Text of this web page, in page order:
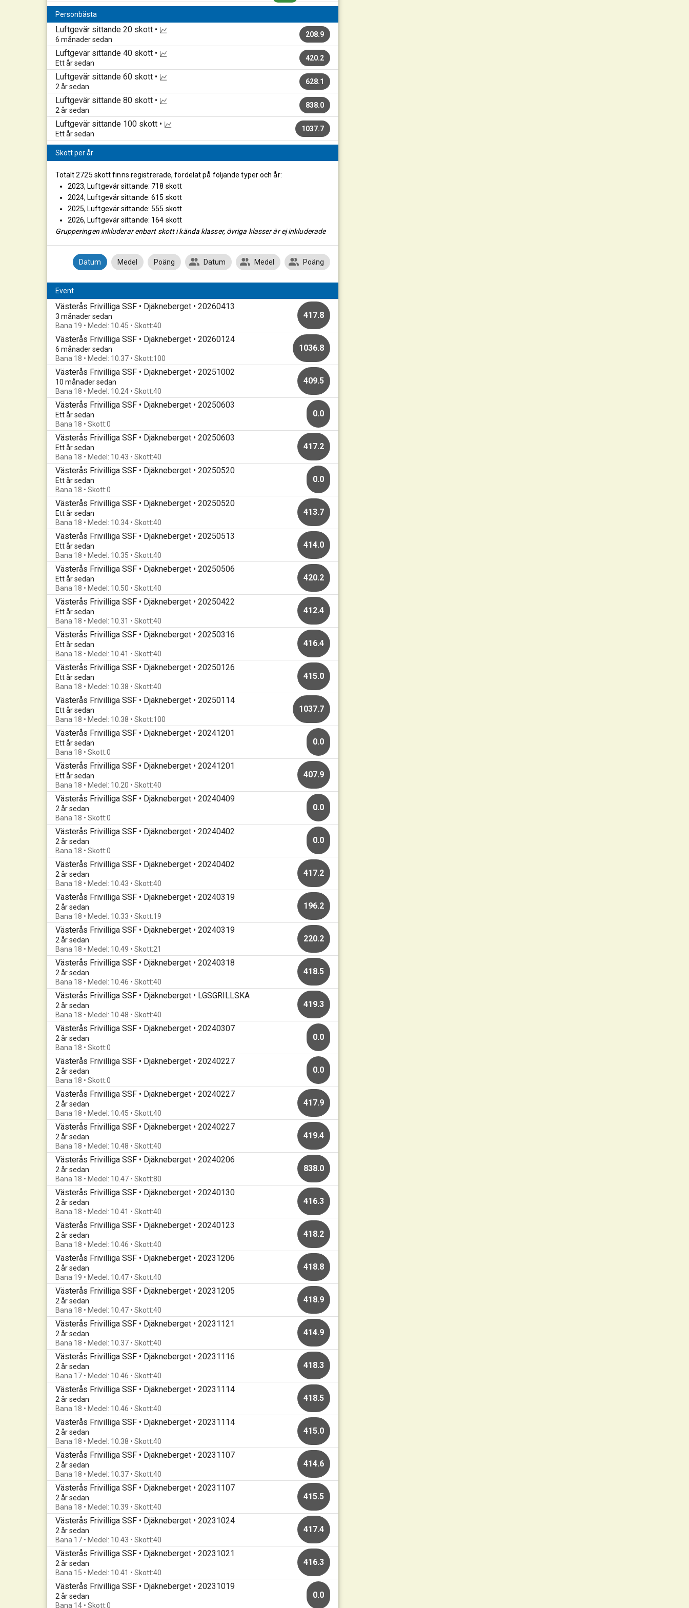
Personbästa
Luftgevär sittande20 skott •
6 månader sedan
208.9
Luftgevär sittande40 skott •
Ett år sedan
420.2
Luftgevär sittande60 skott •
2 år sedan
628.1
Luftgevär sittande80 skott •
2 år sedan
838.0
Luftgevär sittande100 skott •
Ett år sedan
1037.7
Skott per år
Totalt 2725 skott finns registrerade, fördelat på följande typer och år:
2023, Luftgevär sittande: 718 skott
2024, Luftgevär sittande: 615 skott
2025, Luftgevär sittande: 555 skott
2026, Luftgevär sittande: 164 skott
Grupperingen inkluderar enbart skott i kända klasser, övriga klasser är ej inkluderade
Datum Medel Poäng Datum Medel Poäng
Event
Västerås Frivilliga SSF • Djäkneberget • 20260413
3 månader sedan
Bana 19 • Medel: 10.45 • Skott:40
417.8
Västerås Frivilliga SSF • Djäkneberget • 20260124
6 månader sedan
Bana 18 • Medel: 10.37 • Skott:100
1036.8
Västerås Frivilliga SSF • Djäkneberget • 20251002
10 månader sedan
Bana 18 • Medel: 10.24 • Skott:40
409.5
Västerås Frivilliga SSF • Djäkneberget • 20250603
Ett år sedan
Bana 18 • Skott:0
0.0
Västerås Frivilliga SSF • Djäkneberget • 20250603
Ett år sedan
Bana 18 • Medel: 10.43 • Skott:40
417.2
Västerås Frivilliga SSF • Djäkneberget • 20250520
Ett år sedan
Bana 18 • Skott:0
0.0
Västerås Frivilliga SSF • Djäkneberget • 20250520
Ett år sedan
Bana 18 • Medel: 10.34 • Skott:40
413.7
Västerås Frivilliga SSF • Djäkneberget • 20250513
Ett år sedan
Bana 18 • Medel: 10.35 • Skott:40
414.0
Västerås Frivilliga SSF • Djäkneberget • 20250506
Ett år sedan
Bana 18 • Medel: 10.50 • Skott:40
420.2
Västerås Frivilliga SSF • Djäkneberget • 20250422
Ett år sedan
Bana 18 • Medel: 10.31 • Skott:40
412.4
Västerås Frivilliga SSF • Djäkneberget • 20250316
Ett år sedan
Bana 18 • Medel: 10.41 • Skott:40
416.4
Västerås Frivilliga SSF • Djäkneberget • 20250126
Ett år sedan
Bana 18 • Medel: 10.38 • Skott:40
415.0
Västerås Frivilliga SSF • Djäkneberget • 20250114
Ett år sedan
Bana 18 • Medel: 10.38 • Skott:100
1037.7
Västerås Frivilliga SSF • Djäkneberget • 20241201
Ett år sedan
Bana 18 • Skott:0
0.0
Västerås Frivilliga SSF • Djäkneberget • 20241201
Ett år sedan
Bana 18 • Medel: 10.20 • Skott:40
407.9
Västerås Frivilliga SSF • Djäkneberget • 20240409
2 år sedan
Bana 18 • Skott:0
0.0
Västerås Frivilliga SSF • Djäkneberget • 20240402
2 år sedan
Bana 18 • Skott:0
0.0
Västerås Frivilliga SSF • Djäkneberget • 20240402
2 år sedan
Bana 18 • Medel: 10.43 • Skott:40
417.2
Västerås Frivilliga SSF • Djäkneberget • 20240319
2 år sedan
Bana 18 • Medel: 10.33 • Skott:19
196.2
Västerås Frivilliga SSF • Djäkneberget • 20240319
2 år sedan
Bana 18 • Medel: 10.49 • Skott:21
220.2
Västerås Frivilliga SSF • Djäkneberget • 20240318
2 år sedan
Bana 18 • Medel: 10.46 • Skott:40
418.5
Västerås Frivilliga SSF • Djäkneberget • LGSGRILLSKA
2 år sedan
Bana 18 • Medel: 10.48 • Skott:40
419.3
Västerås Frivilliga SSF • Djäkneberget • 20240307
2 år sedan
Bana 18 • Skott:0
0.0
Västerås Frivilliga SSF • Djäkneberget • 20240227
2 år sedan
Bana 18 • Skott:0
0.0
Västerås Frivilliga SSF • Djäkneberget • 20240227
2 år sedan
Bana 18 • Medel: 10.45 • Skott:40
417.9
Västerås Frivilliga SSF • Djäkneberget • 20240227
2 år sedan
Bana 18 • Medel: 10.48 • Skott:40
419.4
Västerås Frivilliga SSF • Djäkneberget • 20240206
2 år sedan
Bana 18 • Medel: 10.47 • Skott:80
838.0
Västerås Frivilliga SSF • Djäkneberget • 20240130
2 år sedan
Bana 18 • Medel: 10.41 • Skott:40
416.3
Västerås Frivilliga SSF • Djäkneberget • 20240123
2 år sedan
Bana 18 • Medel: 10.46 • Skott:40
418.2
Västerås Frivilliga SSF • Djäkneberget • 20231206
2 år sedan
Bana 19 • Medel: 10.47 • Skott:40
418.8
Västerås Frivilliga SSF • Djäkneberget • 20231205
2 år sedan
Bana 18 • Medel: 10.47 • Skott:40
418.9
Västerås Frivilliga SSF • Djäkneberget • 20231121
2 år sedan
Bana 18 • Medel: 10.37 • Skott:40
414.9
Västerås Frivilliga SSF • Djäkneberget • 20231116
2 år sedan
Bana 17 • Medel: 10.46 • Skott:40
418.3
Västerås Frivilliga SSF • Djäkneberget • 20231114
2 år sedan
Bana 18 • Medel: 10.46 • Skott:40
418.5
Västerås Frivilliga SSF • Djäkneberget • 20231114
2 år sedan
Bana 18 • Medel: 10.38 • Skott:40
415.0
Västerås Frivilliga SSF • Djäkneberget • 20231107
2 år sedan
Bana 18 • Medel: 10.37 • Skott:40
414.6
Västerås Frivilliga SSF • Djäkneberget • 20231107
2 år sedan
Bana 18 • Medel: 10.39 • Skott:40
415.5
Västerås Frivilliga SSF • Djäkneberget • 20231024
2 år sedan
Bana 17 • Medel: 10.43 • Skott:40
417.4
Västerås Frivilliga SSF • Djäkneberget • 20231021
2 år sedan
Bana 15 • Medel: 10.41 • Skott:40
416.3
Västerås Frivilliga SSF • Djäkneberget • 20231019
2 år sedan
Bana 14 • Skott:0
0.0